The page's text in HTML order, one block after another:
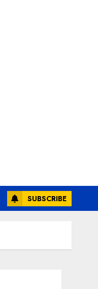
SUBSCRIBE